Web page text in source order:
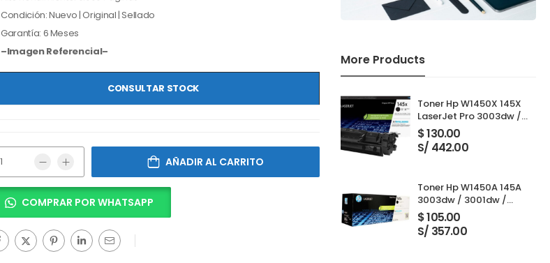
More Products
Toner Hp W1450X 145X
LaserJet Pro 3003dw /
3001dw / 3001dwe /
3101fdw / 3103fdw Black
$130.00
S/ 442.00
Toner Hp W1450A 145A
3003dw / 3001dw /
3001dwe / 3101fdw /
3103fdw Black 1,700
Paginas
$105.00
S/ 357.00
Condición: Nuevo | Original | Sellado
Garantía: 6 Meses
–Imagen Referencial–
CONSULTAR STOCK
AÑADIR AL CARRITO
COMPRAR POR WHATSAPP